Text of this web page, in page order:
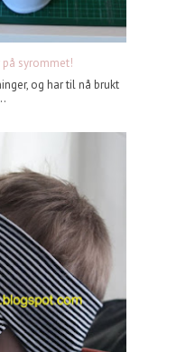
syrommet!
og har til nå brukt